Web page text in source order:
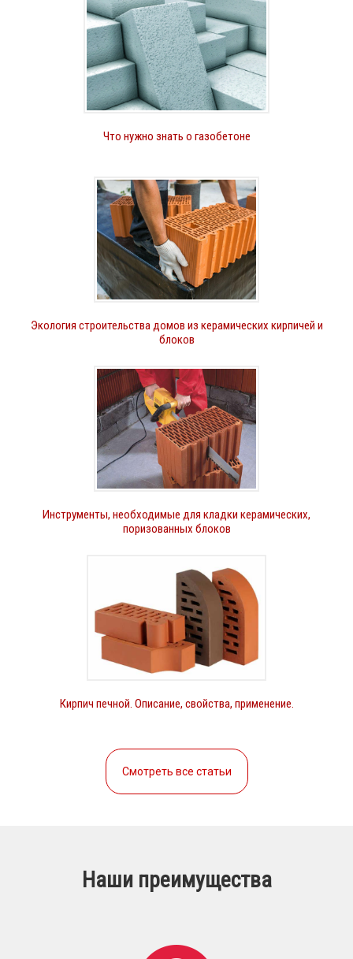
Что нужно знать о газобетоне
Экология строительства домов из керамических кирпичей и
блоков
Инструменты, необходимые для кладки керамических,
поризованных блоков
Кирпич печной. Описание, свойства, применение.
Смотреть все статьи
Наши преимущества